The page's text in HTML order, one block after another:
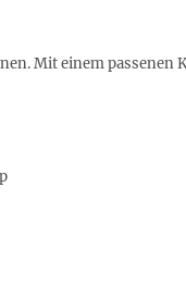
Mit einem